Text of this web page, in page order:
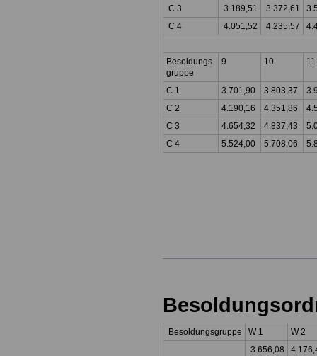
C 3
3.189,51 3.372,61
C 4
4.051,52 4.235,57
Besoldungs-
gruppe
9 10 11
C 1 3.701,90 3.803,37
C 2
4.190,16 4.351,86
C 3
4.654,32 4.837,43
C 4
5.524,00 5.708,06
Besoldungsgruppe W 1
W 2
3.656,08